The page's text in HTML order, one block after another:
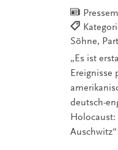
Söhne,
„Es ist
Ereignisse
deutsch-
Holocaust: